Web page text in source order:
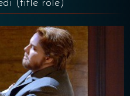
(title role)